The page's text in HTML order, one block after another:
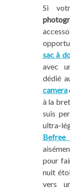
Si
sac à
avec
dédié
camera
à la
suis
ultra-
pour
nuit
vers